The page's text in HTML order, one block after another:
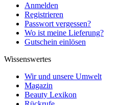
Anmelden
Registrieren
Passwort vergessen?
Wo ist meine Lieferung?
Gutschein einlösen
Wissenswertes
Wir und unsere Umwelt
Magazin
Beauty Lexikon